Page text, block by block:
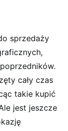
sprzedaży
cały czas
takie kupić
jest jeszcze